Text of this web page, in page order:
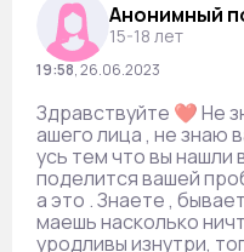
Анонимный
15-18 лет
19:58,26.06.2023
Здравствуйте ❤️ Не
ашего лица , не знаю
усь тем что вы нашли
поделится вашей
а это . Знаете ,
маешь насколько
уродливы изнутри,